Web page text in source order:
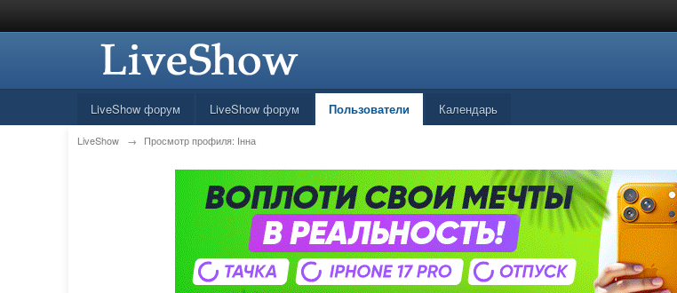
LiveShow форум LiveShow форум Пользователи Календарь
LiveShow → Просмотр профиля: Інна